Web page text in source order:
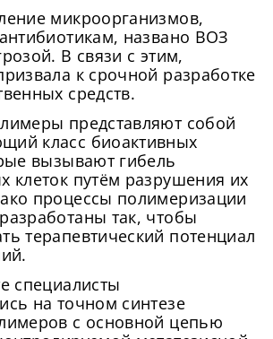
микроорганизмов,
названо ВОЗ
В связи с этим,
к срочной разработке
средств.
представляют собой
класс биоактивных
вызывают гибель
клеток путём разрушения их
процессы полимеризации
так, чтобы
терапевтический потенциал
специалисты
на точном синтезе
с основной цепью